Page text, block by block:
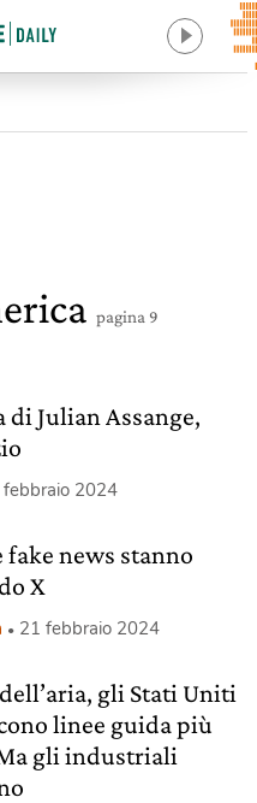
pagina 9
di Julian Assange,
2024
fake news stanno
X
21 febbraio 2024
gli Stati Uniti
linee guida più
gli industriali